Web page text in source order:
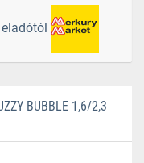
eladótól
BUBBLE 1,6/2,3